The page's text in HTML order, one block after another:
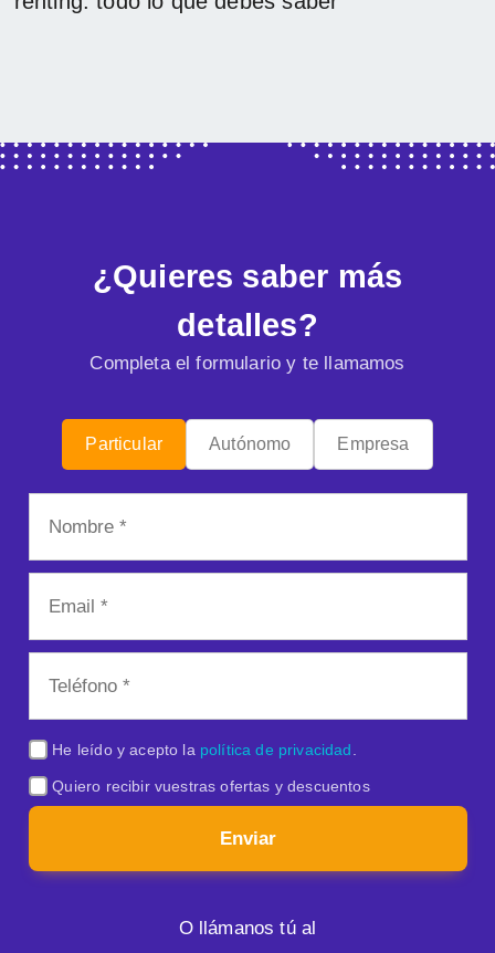
¿Quieres saber más
detalles?
Completa el formulario y te llamamos
Particular Autónomo Empresa
He leído y acepto la política de privacidad
Quiero recibir vuestras ofertas y descuentos
Enviar
O llámanos tú al